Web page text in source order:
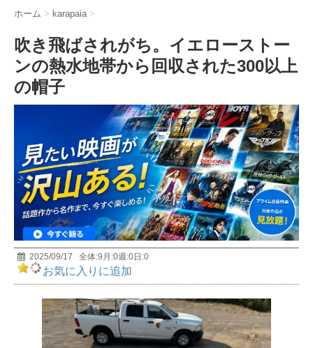
米軍UFO機密解除!! 非地球人知性体「NHI」の正体
前編 MUTube（ムー チューブ） 2026年7月号
6
者としての視点で解説！
7
おもしろすぎて眠れなくなる深海の話｜極限環境生
物学者/長沼毅
8
【イエス・キリストの謎】世界25億人が信じる男の
正体とは？
ホーム > karapaia >
吹き飛ばされがち。イエローストー
ンの熱水地帯から回収された300以上
の帽子
2025/09/17 全体:9 月:0週:0日:0
お気に入りに追加